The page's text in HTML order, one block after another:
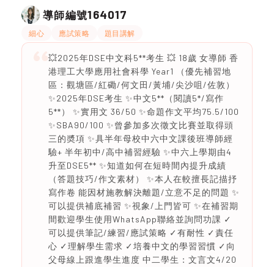
導師編號164017
細心 應試策略 題目講解
💥2025年DSE中文科5**考生 💥 18歲 女導師 香
港理工大學應用社會科學 Year1 （優先補習地
區：觀塘區/紅磡/何文田/黃埔/尖沙咀/佐敦）
✨2025年DSE考生 ✨中文5**（閱讀5*/寫作
5**） ✨實用文 36/50 ✨命題作文平均75.5/100
✨SBA90/100 ✨曾參加多次徵文比賽並取得頭
三的奬項 ✨具半年母校中六中文課後班導師經
驗+ 半年初中/高中補習經驗 ✨中六上學期由4
升至DSE5** ✨知道如何在短時間內提升成績
（答題技巧/作文素材） ✨本人在較擅長記描抒
寫作卷 能因材施教解決離題/立意不足的問題 ✨
可以提供補底補習 ✨視象/上門皆可 ✨在補習期
間歡迎學生使用WhatsApp聯絡並詢問功課 ✓
可以提供筆記/練習/應試策略 ✓有耐性 ✓責任
心 ✓理解學生需求 ✓培養中文的學習習慣 ✓向
父母線上跟進學生進度 中二學生：文言文4/20